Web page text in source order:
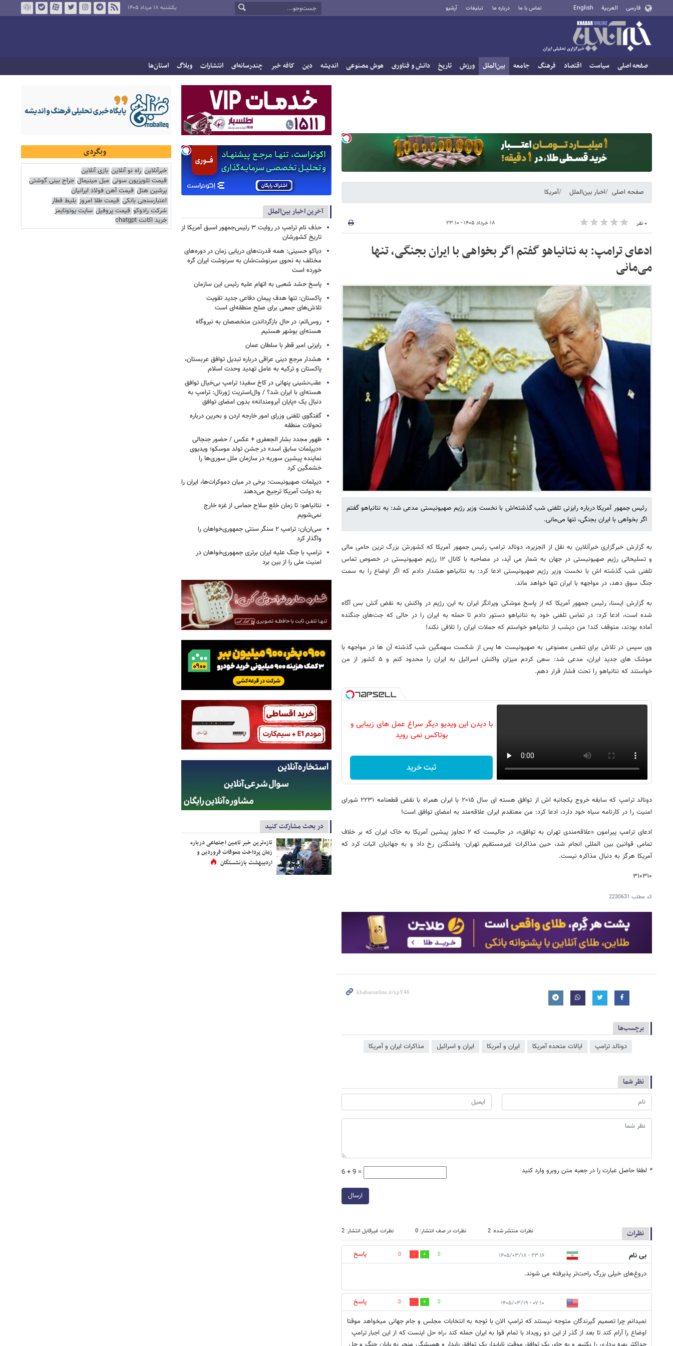
فارسی العربية English تماس با ما درباره ما تبلیغات آرشیو یکشنبه ۱۸ مرداد ۱۴۰۵
صفحه اصلی سیاست اقتصاد فرهنگ جامعه بین‌الملل ورزش تاریخ دانش و فناوری هوش مصنوعی اندیشه دین کافه خبر چندرسانه‌ای انتشارات وبلاگ استان‌ها
صفحه اصلی اخبار بین‌الملل آمریکا
۰ نفر ۱۸ خرداد ۱۴۰۵ - ۲۳:۱۰
ادعای ترامپ: به نتانیاهو گفتم اگر بخواهی با ایران بجنگی، تنها
می‌مانی
رئیس جمهور آمریکا درباره رایزنی تلفنی شب گذشته‌اش با نخست وزیر رژیم صهیونیستی مدعی شد: به نتانیاهو گفتم
اگر بخواهی با ایران بجنگی، تنها می‌مانی.
به گزارش خبرگزاری خبرآنلاین به نقل از الجزیره، دونالد ترامپ رئیس جمهور آمریکا که کشورش بزرگ ترین حامی مالی
و تسلیحاتی رژیم صهیونیستی در جهان به شمار می آید، در مصاحبه با کانال ۱۲ رژیم صهیونیستی در خصوص تماس
تلفنی شب گذشته اش با نخست وزیر رژیم صهیونیستی ادعا کرد: به نتانیاهو هشدار دادم که اگر اوضاع را به سمت
جنگ سوق دهد، در مواجهه با ایران تنها خواهد ماند.
به گزارش ایسنا، رئیس جمهور آمریکا که از پاسخ موشکی ویرانگر ایران به این رژیم در واکنش به نقض آتش بس آگاه
شده است، ادعا کرد: در تماس تلفنی خود به نتانیاهو دستور دادم تا حمله به ایران را در حالی که جت‌های جنگنده
آماده بودند، متوقف کند! من دیشب از نتانیاهو خواستم که حملات ایران را تلافی نکند!
وی سپس در تلاش برای تنفس مصنوعی به صهیونیست ها پس از شکست سهمگین شب گذشته آن ها در مواجهه با
موشک های جدید ایران، مدعی شد: سعی کردم میزان واکنش اسرائیل به ایران را محدود کنم و ۵ کشور از من
خواستند که نتانیاهو را تحت فشار قرار دهم.
با دیدن این ویدیو دیگر سراغ عمل های زیبایی و
بوتاکس نمی روید
ثبت خرید
دونالد ترامپ که سابقه خروج یکجانبه اش از توافق هسته ای سال ۲۰۱۵ با ایران همراه با نقض قطعنامه ۲۲۳۱ شورای
امنیت را در کارنامه سیاه خود دارد، ادعا کرد: من معتقدم ایران علاقه‌مند به امضای توافق است!
ادعای ترامپ پیرامون «علاقه‌مندی تهران به توافق»، در حالیست که ۲ تجاوز پیشین آمریکا به خاک ایران که بر خلاف
تمامی قوانین بین المللی انجام شد، حین مذاکرات غیرمستقیم تهران- واشنگتن رخ داد و به جهانیان اثبات کرد که
آمریکا هرگز به دنبال مذاکره نیست.
۳۱۰۳۱۰
کد مطلب 2230631
برچسب‌ها
دونالد ترامپ ایالات متحده آمریکا ایران و آمریکا ایران و اسرائیل مذاکرات ایران و آمریکا
نظر شما
* لطفا حاصل عبارت را در جعبه متن روبرو وارد کنید 6 + 9 =
ارسال
نظرات نظرات منتشر شده: 2 نظرات در صف انتشار: 0 نظرات غیرقابل انتشار: 2
بی نام ۲۳:۱۶ - ۱۴۰۵/۰۳/۱۸ 0
0
پاسخ
دروغ‌های خیلی بزرگ راحت‌تر پذیرفته می شوند.
۰۷:۱۰ - ۱۴۰۵/۰۳/۱۹ 0
0
پاسخ
نمیدانم چرا تصمیم گیرندگان متوجه نیستند که ترامپ الان با توجه به انتخابات مجلس و جام جهانی میخواهد موقتا
اوضاع را آرام کند تا بعد از گذر از این دو رویداد با تمام قوا به ایران حمله کند ،راه حل اینست که از این اجبار ترامپ
آخرین اخبار بین‌الملل
حذف نام ترامپ در روایت ۳ رئیس‌جمهور اسبق آمریکا از
تاریخ کشورشان
دیاکو حسینی: همه قدرت‌های دریایی زمان در دوره‌های
مختلف به نحوی سرنوشت‌شان به سرنوشت ایران گره
خورده است
پاسخ حشد شعبی به اتهام‌ علیه رئیس این سازمان
پاکستان: تنها هدف پیمان دفاعی جدید تقویت
تلاش‌های جمعی برای صلح منطقه‌ای است
روس‌اتم: در حال بازگرداندن متخصصان به نیروگاه
هسته‌ای بوشهر هستیم
رایزنی امیر قطر با سلطان عمان
هشدار مرجع دینی عراقی درباره تبدیل توافق عربستان،
پاکستان و ترکیه به عامل تهدید وحدت اسلام
عقب‌نشینی پنهانی در کاخ سفید؛ ترامپ بی‌خیال توافق
هسته‌ای با ایران شد؟ / وال‌استریت ژورنال: ترامپ به
دنبال یک «پایان آبرومندانه» بدون امضای توافق
گفتگوی تلفنی وزرای امور خارجه اردن و بحرین درباره
تحولات منطقه
ظهور مجدد بشار الجعفری + عکس / حضور جنجالی
«دیپلمات سابق اسد» در جشن تولد موسکو؛ ویدیوی
نماینده پیشین سوریه در سازمان ملل سوری‌ها را
خشمگین کرد
دیپلمات صهیونیست: برخی در میان دموکرات‌ها، ایران را
به دولت آمریکا ترجیح می‌دهند
نتانیاهو: تا زمان خلع سلاح حماس از غزه خارج
نمی‌شویم
سی‌ان‌ان: ترامپ ۲ سنگر سنتی جمهوری‌خواهان را
واگذار کرد
ترامپ با جنگ علیه ایران برتری جمهوری‌خواهان در
امنیت ملی را از بین برد
در بحث مشارکت کنید
تازه‌ترین خبر تامین اجتماعی درباره
زمان پرداخت معوقات فروردین و
اردیبهشت بازنشستگان
وبگردی
خبرآنلاین راه نو آنلاین بازی آنلاین
قیمت تلویزیون سونی مبل مینیمال جراح بینی گوشتی
پرشین هتل قیمت آهن فولاد ایرانیان
اعتبارسنجی بانکی قیمت طلا امروز بلیط قطار
شرکت رادوکو قیمت پروفیل سایت یوتوتایمز
خرید اکانت chatgpt